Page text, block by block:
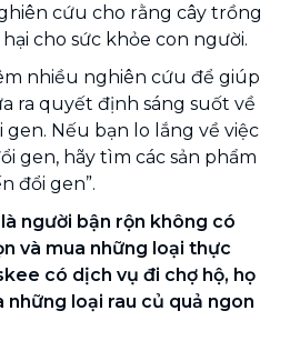
cứu cho rằng cây trồng
cho sức khỏe con người.
nhiều nghiên cứu để giúp
ra quyết định sáng suốt về
gen. Nếu bạn lo lắng về việc
gen, hãy tìm các sản phẩm
đổi gen”.
người bận rộn không có
và mua những loại thực
có dịch vụ đi chợ hộ, họ
những loại rau củ quả ngon